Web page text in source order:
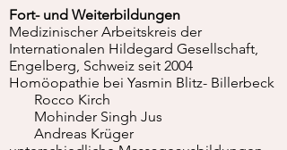
Fort- und Weiterbildungen
Medizinischer Arbeitskreis der
Internationalen Hildegard Gesellschaft,
Engelberg, Schweiz seit 2004
Homöopathie bei Yasmin Blitz- Billerbeck
Rocco Kirch
Mohinder Singh Jus
Andreas Krüger